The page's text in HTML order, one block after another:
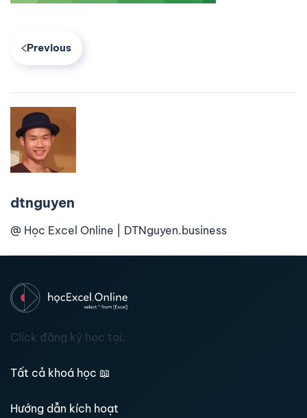
Previous
dtnguyen
@ Học Excel Online | DTNguyen.business
Click đăng ký học tại:
Tất cả khoá học 📖
Hướng dẫn kích hoạt